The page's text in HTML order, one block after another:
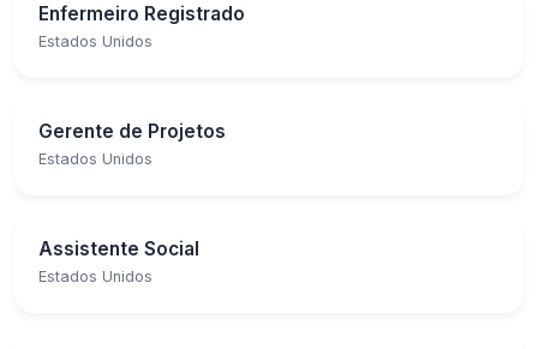
Enfermeiro Registrado
Estados Unidos
Gerente de Projetos
Estados Unidos
Assistente Social
Estados Unidos